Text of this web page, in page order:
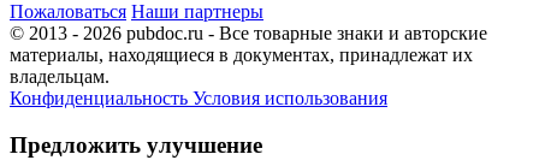
Пожаловаться Наши партнеры
© 2013 - 2026 pubdoc.ru - Все товарные знаки и авторские
материалы, находящиеся в документах, принадлежат их
владельцам.
Конфиденциальность Условия использования
Предложить улучшение